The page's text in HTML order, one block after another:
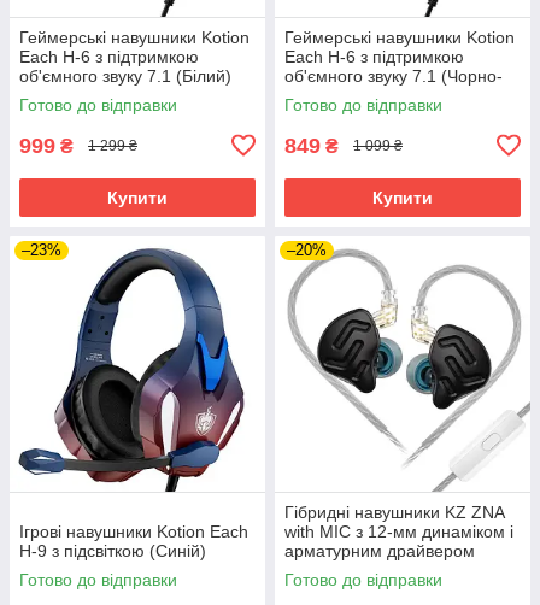
Геймерські навушники Kotion
Each H-6 з підтримкою
об'ємного звуку 7.1 (Білий)
Готово до відправки
999 ₴ 1 299 ₴
Купити
Геймерські навушники Kotion
Each H-6 з підтримкою
об'ємного звуку 7.1 (Чорно-
червоний)
Готово до відправки
849 ₴ 1 099 ₴
Купити
–23%
Ігрові навушники Kotion Each
H-9 з підсвіткою (Синій)
Готово до відправки
–20%
Гібридні навушники KZ ZNA
with MIC з 12-мм динаміком і
арматурним драйвером
(Чорний)
Готово до відправки